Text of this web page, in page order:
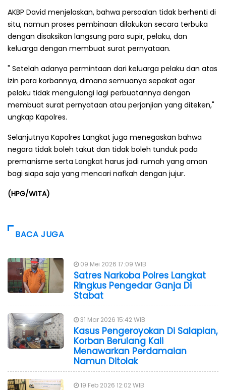
AKBP David menjelaskan, bahwa persoalan tidak berhenti di
situ, namun proses pembinaan dilakukan secara terbuka
dengan disaksikan langsung para supir, pelaku, dan
keluarga dengan membuat surat pernyataan.
" Setelah adanya permintaan dari keluarga pelaku dan atas
izin para korbannya, dimana semuanya sepakat agar
pelaku tidak mengulangi lagi perbuatannya dengan
membuat surat pernyataan atau perjanjian yang diteken,"
ungkap Kapolres.
Selanjutnya Kapolres Langkat juga menegaskan bahwa
negara tidak boleh takut dan tidak boleh tunduk pada
premanisme serta Langkat harus jadi rumah yang aman
bagi siapa saja yang mencari nafkah dengan jujur.
(HPG/WITA)
BACA JUGA
09 Mei 2026 17:09 WIB
Satres Narkoba Polres Langkat
Ringkus Pengedar Ganja Di
Stabat
31 Mar 2026 15:42 WIB
Kasus Pengeroyokan Di Salapian,
Korban Berulang Kali
Menawarkan Perdamaian
Namun Ditolak
19 Feb 2026 12:02 WIB